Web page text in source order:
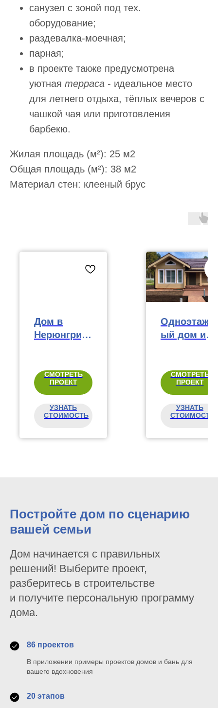
санузел с зоной под тех.
оборудование;
раздевалка-моечная;
парная;
в проекте также предусмотрена
уютная терраса - идеальное место
для летнего отдыха, тёплых вечеров с
чашкой чая или приготовления
барбекю.
Жилая площадь (м²): 25 м2
Общая площадь (м²): 38 м2
Материал стен: клееный брус
Дом в
Нерюнгри,
СМОТРЕТЬ
ПРОЕКТ
УЗНАТЬ
СТОИМОСТЬ
Одноэтажн
ый дом из
м²СМОТРЕТЬ
ПРОЕКТ
УЗНАТЬ
СТОИМОСТЬ
Постройте дом по сценарию
вашей семьи
Дом начинается с правильных
решений! Выберите проект,
разберитесь в строительстве
и получите персональную программу
дома.
86 проектов
В приложении примеры проектов домов и бань для
вашего вдохновения
20 этапов